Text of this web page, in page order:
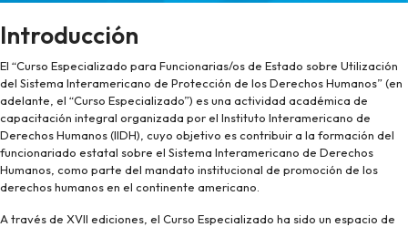
Introducción
El “Curso Especializado para Funcionarias/os de Estado sobre Utilización
del Sistema Interamericano de Protección de los Derechos Humanos” (en
adelante, el “Curso Especializado”) es una actividad académica de
capacitación integral organizada por el Instituto Interamericano de
Derechos Humanos (IIDH), cuyo objetivo es contribuir a la formación del
funcionariado estatal sobre el Sistema Interamericano de Derechos
Humanos, como parte del mandato institucional de promoción de los
derechos humanos en el continente americano.
A través de XVII ediciones, el Curso Especializado ha sido un espacio de